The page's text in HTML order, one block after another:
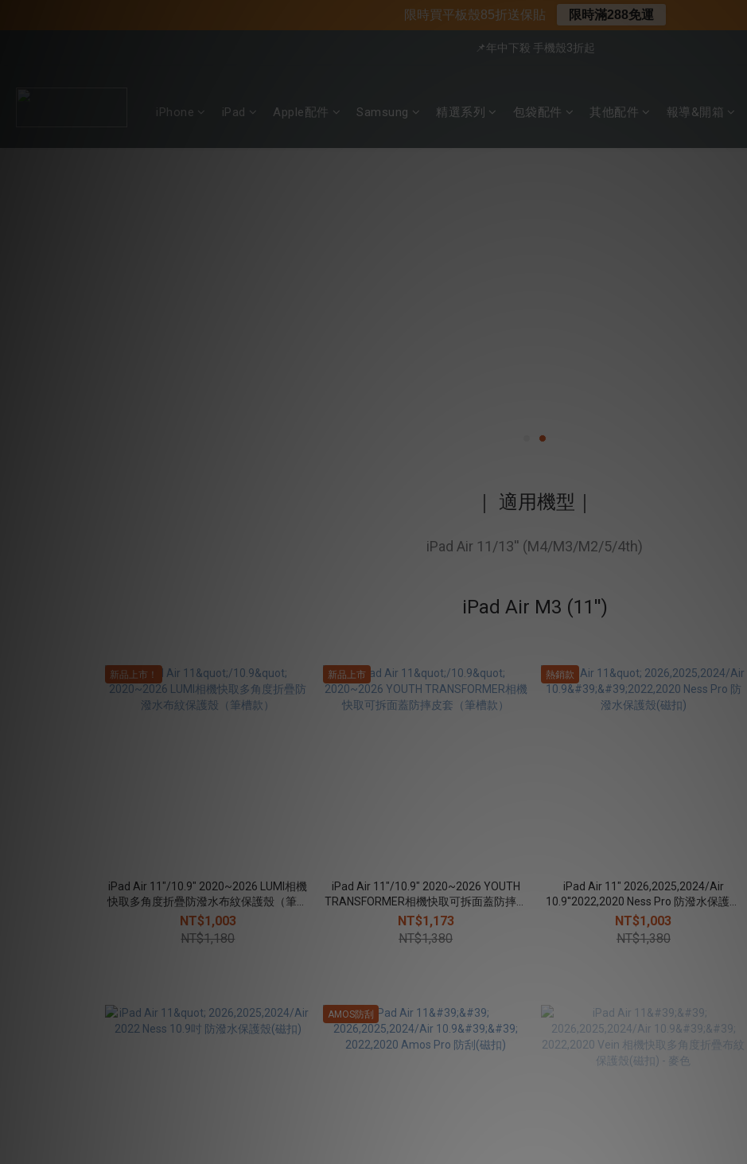
📍新客首購現折$50｜加入會員立即領取
📍新客首購現折$50｜加入會員立即領取
📌年中下殺 手機殼3折起
📍新客首購現折$50｜加入會員立即領取
iPhone iPad Apple配件 Samsung 精選系列 包袋配件 其他配件 報導&開箱
｜ 適用機型｜
iPad Air 11/13'' (M4/M3/M2/5/4th)
iPad Air M3 (11'')
新品上市！
iPad Air 11"/10.9" 2020~2026 LUMI相機
快取多角度折疊防潑水布紋保護殼（筆槽
款）
NT$1,003
NT$1,180
新品上市
iPad Air 11"/10.9" 2020~2026 YOUTH
TRANSFORMER相機快取可拆面蓋防摔皮
套（筆槽款）
NT$1,173
NT$1,380
熱銷款
iPad Air 11" 2026,2025,2024/Air
10.9''2022,2020 Ness Pro 防潑水保護殼
(磁扣)
NT$1,003
NT$1,380
AMOS防刮
限時買平板殼85折送保貼 限時滿288免運